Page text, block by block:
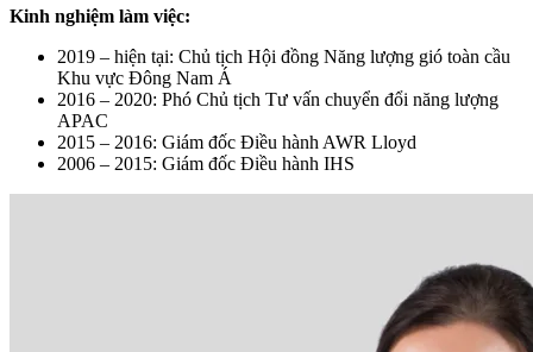
Kinh nghiệm làm việc:
2019 – hiện tại: Chủ tịch Hội đồng Năng lượng gió toàn cầu
Khu vực Đông Nam Á
2016 – 2020: Phó Chủ tịch Tư vấn chuyển đổi năng lượng
APAC
2015 – 2016: Giám đốc Điều hành AWR Lloyd
2006 – 2015: Giám đốc Điều hành IHS